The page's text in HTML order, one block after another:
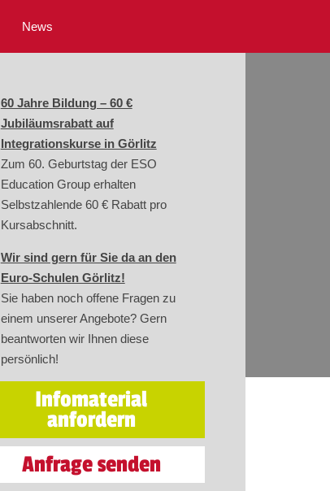
News
60 Jahre Bildung – 60 €
Jubiläumsrabatt auf
Integrationskurse in Görlitz
Zum 60. Geburtstag der ESO
Education Group erhalten
Selbstzahlende 60 € Rabatt pro
Kursabschnitt.
Wir sind gern für Sie da an den
Euro-Schulen Görlitz!
Sie haben noch offene Fragen zu
einem unserer Angebote? Gern
beantworten wir Ihnen diese
persönlich!
Infomaterial
anfordern
Anfrage senden